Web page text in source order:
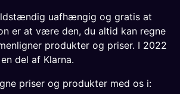
uafhængig og gratis at
er at være den, du altid kan regne
produkter og priser. I 2022
del af Klarna.
priser og produkter med os i: